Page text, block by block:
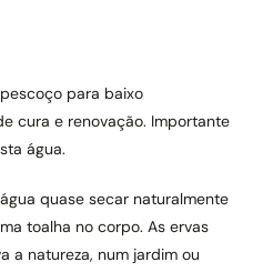
para baixo
cura e renovação. Importante
água.
quase secar naturalmente
toalha no corpo. As ervas
a natureza, num jardim ou